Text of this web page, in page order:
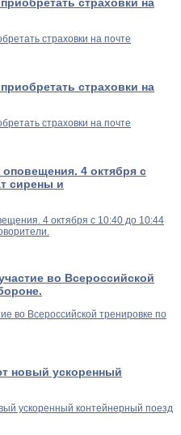
страховки на
4 октября с
сирены и
во Всероссийской
новый ускоренный